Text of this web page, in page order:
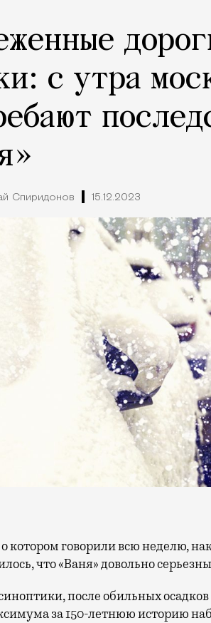
с утра
Спиридонов 15.12.2023
что «Ваня» довольно
после обильных
за 150-летнюю историю